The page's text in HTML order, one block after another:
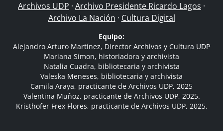
Archivos UDP · Archivo Presidente Ricardo Lagos ·
Archivo La Nación · Cultura Digital
Equipo:
Alejandro Arturo Martínez, Director Archivos y Cultura UDP
Mariana Simon, historiadora y archivista
Natalia Cuadra, bibliotecaria y archivista
Valeska Meneses, bibliotecaria y archivista
Camila Araya, practicante de Archivos UDP, 2025
Valentina Muñoz, practicante de Archivos UDP, 2025.
Kristhofer Frex Flores, practicante de Archivos UDP, 2025.